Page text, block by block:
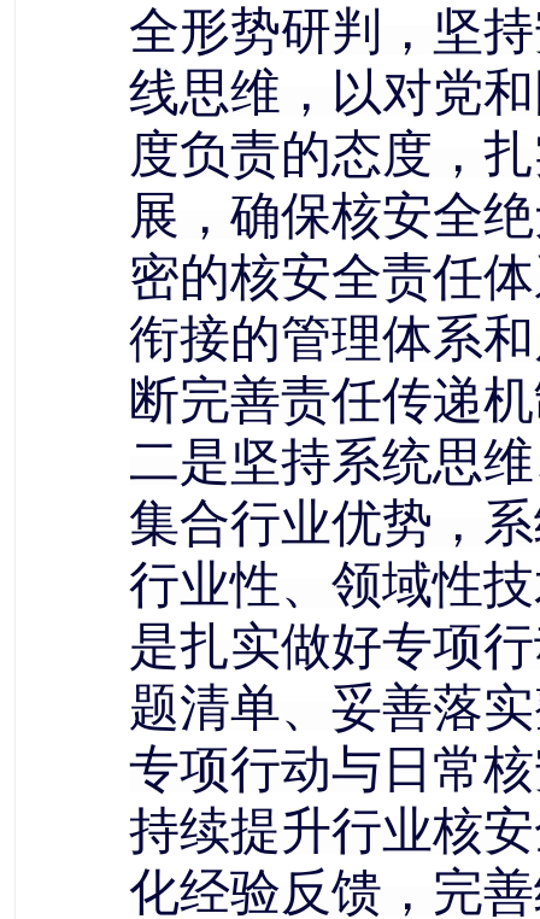
全形势研判，坚
线思维，以对党
度负责的态度，
展，确保核安全
密的核安全责任
衔接的管理体系
断完善责任传递
二是坚持系统思
集合行业优势，
行业性、领域性
是扎实做好专项
题清单、妥善落
专项行动与日常
持续提升行业核
化经验反馈，完